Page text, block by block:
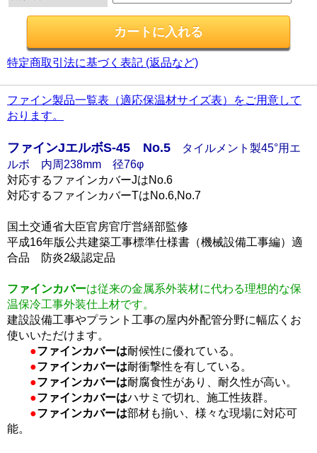
特定商取引法に基づく表記 (返品など)
ファイン製品一覧表（適応保温材サイズ表）をご用意して
おります。
ファインJエルボS-45 No.5 タイルメント製45°用エ
ルボ 内周238mm 径76φ
対応するファインカバーJはNo.6
対応するファインカバーTはNo.6,No.7
国土交通省大臣官房官庁営繕部監修
平成16年版公共建築工事標準仕様書（機械設備工事編）適
合品 防炎2級認定品
ファインカバーは従来の金属系外装材に代わる理想的な保
温保冷工事外装仕上材です。
建設設備工事やプラント工事の屋内外配管分野に幅広くお
使いいただけます。
●ファインカバーは耐候性に優れている。
●ファインカバーは耐衝撃性を有している。
●ファインカバーは耐腐食性があり、耐久性が高い。
●ファインカバーはハサミで切れ、施工性抜群。
●ファインカバーは部材も揃い、様々な現場に対応可
能。